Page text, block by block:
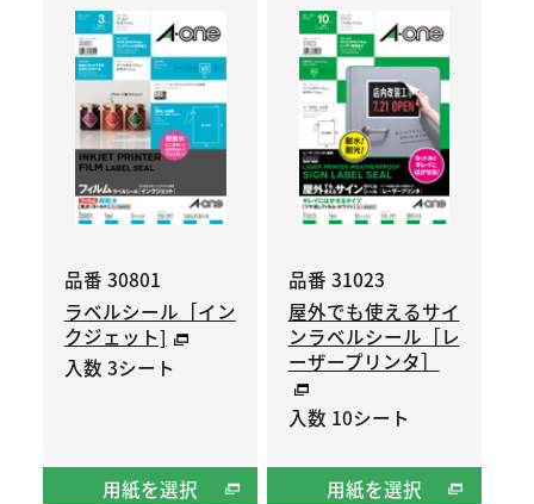
品番 30801
ラベルシール［イン
クジェット]
入数 3シート
用紙を選択
品番 31023
屋外でも使えるサイ
ンラベルシール［レ
ーザープリンタ］
入数 10シート
用紙を選択